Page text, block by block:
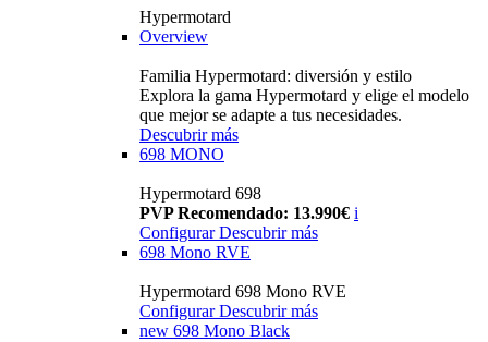
Hypermotard
Overview
Familia Hypermotard: diversión y estilo
Explora la gama Hypermotard y elige el modelo
que mejor se adapte a tus necesidades.
Descubrir más
698 MONO
Hypermotard 698
PVP Recomendado: 13.990€ i
ConfigurarDescubrir más
698 Mono RVE
Hypermotard 698 Mono RVE
Configurar Descubrir más
new 698 Mono Black